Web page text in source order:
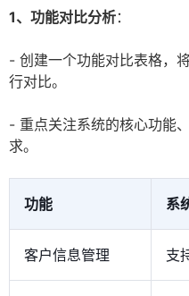
1、功能对比分析：
- 创建一个功能对比表格，
行对比。
- 重点关注系统的核心功能
求。
功能 系
客户信息管理 支